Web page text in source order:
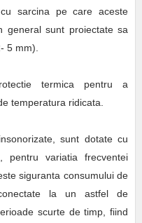
sarcina pe care aceste
sunt proiectate sa
5 mm).
termica pentru a
temperatura ridicata.
sunt dotate cu
pentru variatia frecventei
siguranta consumului de
la un astfel de
scurte de timp, fiind